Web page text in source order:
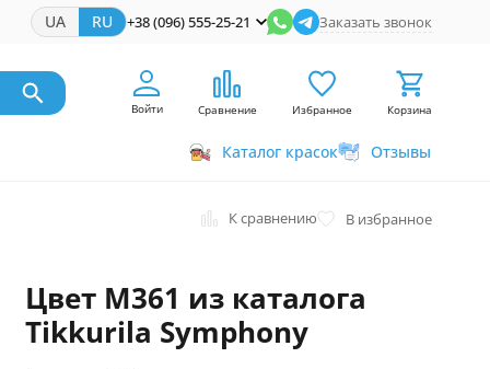
UA RU +38 (096) 555-25-21 Заказать звонок
Войти Сравнение Избранное Корзина
Каталог красок Отзывы
К сравнению В избранное
Цвет M361 из каталога
Tikkurila Symphony